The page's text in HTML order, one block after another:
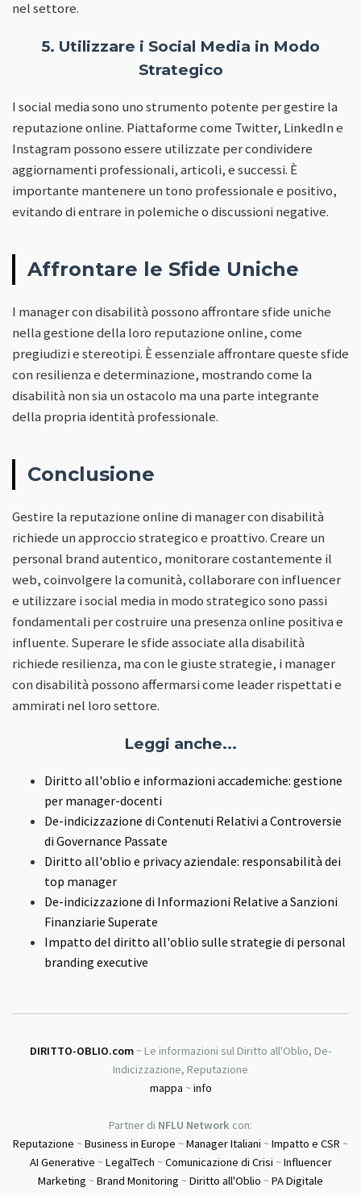
nel settore.
5. Utilizzare i Social Media in Modo
Strategico
I social media sono uno strumento potente per gestire la
reputazione online. Piattaforme come Twitter, LinkedIn e
Instagram possono essere utilizzate per condividere
aggiornamenti professionali, articoli, e successi. È
importante mantenere un tono professionale e positivo,
evitando di entrare in polemiche o discussioni negative.
Affrontare le Sfide Uniche
I manager con disabilità possono affrontare sfide uniche
nella gestione della loro reputazione online, come
pregiudizi e stereotipi. È essenziale affrontare queste sfide
con resilienza e determinazione, mostrando come la
disabilità non sia un ostacolo ma una parte integrante
della propria identità professionale.
Conclusione
Gestire la reputazione online di manager con disabilità
richiede un approccio strategico e proattivo. Creare un
personal brand autentico, monitorare costantemente il
web, coinvolgere la comunità, collaborare con influencer
e utilizzare i social media in modo strategico sono passi
fondamentali per costruire una presenza online positiva e
influente. Superare le sfide associate alla disabilità
richiede resilienza, ma con le giuste strategie, i manager
con disabilità possono affermarsi come leader rispettati e
ammirati nel loro settore.
Leggi anche...
Diritto all'oblio e informazioni accademiche: gestione
per manager-docenti
De-indicizzazione di Contenuti Relativi a Controversie
di Governance Passate
Diritto all'oblio e privacy aziendale: responsabilità dei
top manager
De-indicizzazione di Informazioni Relative a Sanzioni
Finanziarie Superate
Impatto del diritto all'oblio sulle strategie di personal
branding executive
DIRITTO-OBLIO.com ~ Le informazioni sul Diritto all'Oblio, De-
Indicizzazione, Reputazione
mappa ~info
Partner di NFLU Network con:
Reputazione ~Business in Europe ~Manager Italiani ~Impatto e CSR ~
AI Generative ~LegalTech ~Comunicazione di Crisi ~Influencer
Marketing ~Brand Monitoring ~Diritto all'Oblio ~PA Digitale